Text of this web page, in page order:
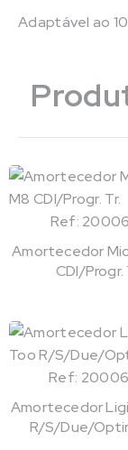
Adaptável ao
Ref:
Amortecedor
CDI/Progr.
Ref:
Amortecedor
R/S/Due/